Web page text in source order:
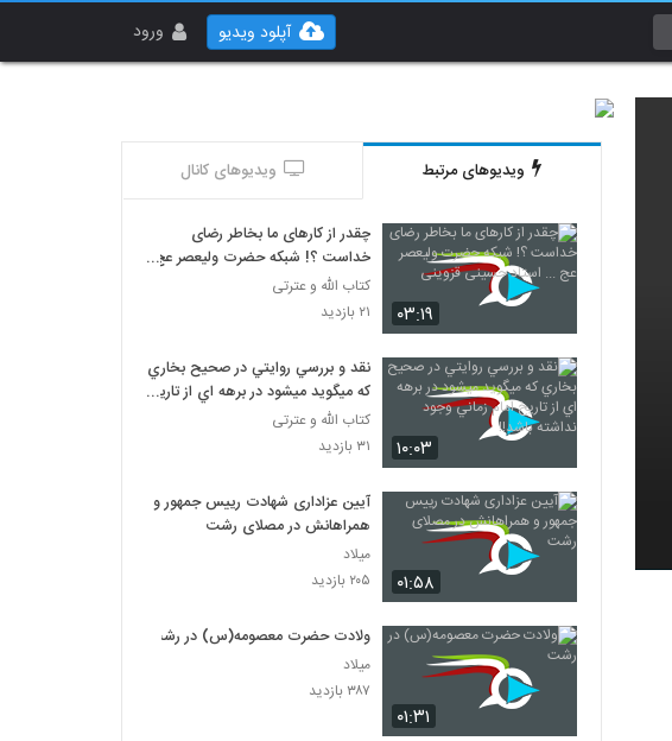
ورود آپلود ویدیو
ویدیوهای مرتبط ویدیوهای کانال
۰۳:۱۹
چقدر از کارهای ما بخاطر رضای
خداست ؟! شبکه حضرت ولیعصر عج
... استاد حسینی قزوینی
کتاب الله و عترتی
۲۱ بازدید
۱۰:۰۳
نقد و بررسي روايتي در صحيح بخاري
که ميگويد ميشود در برهه اي از تاريخ
امام زماني وجود نداشته باشد!!
کتاب الله و عترتی
۳۱ بازدید
۰۱:۵۸
آیین عزاداری شهادت رییس جمهور و
همراهانش در مصلای رشت
میلاد
۲۰۵ بازدید
۰۱:۳۱
ولادت حضرت معصومه(س) در رشت
میلاد
۳۸۷ بازدید